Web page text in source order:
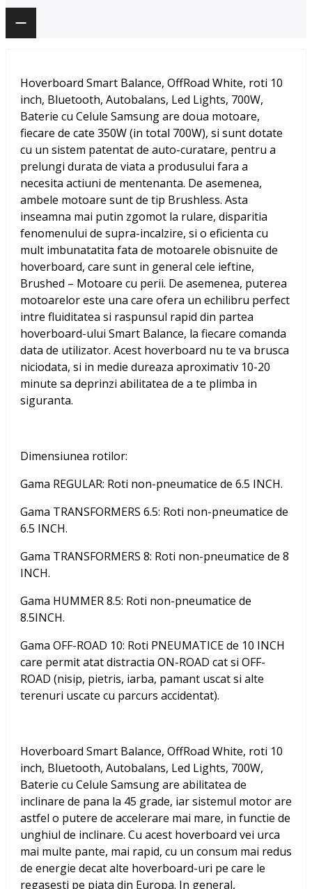
Hoverboard Smart Balance, OffRoad White, roti 10
inch, Bluetooth, Autobalans, Led Lights, 700W,
Baterie cu Celule Samsungare doua motoare,
fiecare de cate 350W (in total 700W), si sunt dotate
cu un sistem patentat de auto-curatare, pentru a
prelungi durata de viata a produsului fara a
necesita actiuni de mentenanta. De asemenea,
ambele motoare sunt de tip Brushless. Asta
inseamna mai putin zgomot la rulare, disparitia
fenomenului de supra-incalzire, si o eficienta cu
mult imbunatatita fata de motoarele obisnuite de
hoverboard, care sunt in general cele ieftine,
Brushed – Motoare cu perii. De asemenea, puterea
motoarelor este una care ofera un echilibru perfect
intre fluiditatea si raspunsul rapid din partea
hoverboard-ului Smart Balance, la fiecare comanda
data de utilizator. Acest hoverboard nu te va brusca
niciodata, si in medie dureaza aproximativ 10-20
minute sa deprinzi abilitatea de a te plimba in
siguranta.
Dimensiunea rotilor:
Gama REGULAR: Roti non-pneumatice de 6.5 INCH.
Gama TRANSFORMERS 6.5: Roti non-pneumatice de
6.5 INCH.
Gama TRANSFORMERS 8: Roti non-pneumatice de 8
INCH.
Gama HUMMER 8.5: Roti non-pneumatice de
8.5INCH.
Gama OFF-ROAD 10: Roti PNEUMATICE de 10 INCH
care permit atat distractia ON-ROAD cat si OFF-
ROAD (nisip, pietris, iarba, pamant uscat si alte
terenuri uscate cu parcurs accidentat).
Hoverboard Smart Balance, OffRoad White, roti 10
inch, Bluetooth, Autobalans, Led Lights, 700W,
Baterie cu Celule Samsungare abilitatea de
inclinare de pana la 45 grade, iar sistemul motor are
astfel o putere de accelerare mai mare, in functie de
unghiul de inclinare. Cu acest hoverboard vei urca
mai multe pante, mai rapid, cu un consum mai redus
de energie decat alte hoverboard-uri pe care le
regasesti pe piata din Europa. In general,